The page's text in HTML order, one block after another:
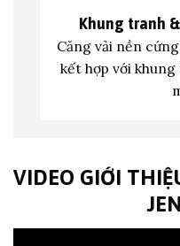
Khung tranh &
Căng vải nền
kết hợp với
VIDEO GIỚI